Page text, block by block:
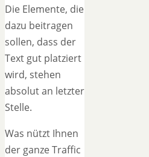
Die Elemente, die
dazu beitragen
sollen, dass der
Text gut platziert
wird, stehen
absolut an letzter
Stelle.
Was nützt Ihnen
der ganze Traffic